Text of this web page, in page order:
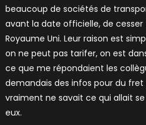
beaucoup de sociétés de
avant la date officielle, de
Royaume Uni. Leur raison est
on ne peut pas tarifer, on est
ce que me répondaient les
demandais des infos pour du
vraiment ne savait ce qui allait
eux.